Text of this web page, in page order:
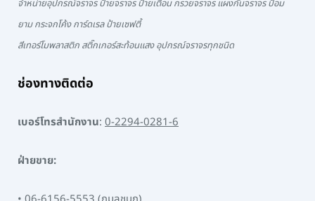
จำหน่ายอุปกรณ์จราจร ป้ายจราจร ป้ายเตือน กรวยจราจร แผงกั้นจราจร ป้อม
ยาม กระจกโค้ง การ์ดเรล ป้ายเซฟตี้
สีเทอร์โมพลาสติก สติ๊กเกอร์สะท้อนแสง อุปกรณ์จราจรทุกชนิด
ช่องทางติดต่อ
เบอร์โทรสำนักงาน: 0-2294-0281-6
ฝ่ายขาย: